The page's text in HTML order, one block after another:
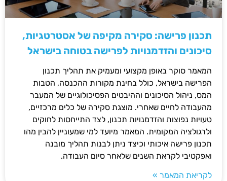
תכנון פרישה: סקירה מקיפה של אסטרטגיות,
סיכונים והזדמנויות לפרישה בטוחה בישראל
המאמר סוקר באופן מקצועי ומעמיק את תהליך תכנון
הפרישה בישראל, כולל בחינת מקורות ההכנסה, הטבות
המס, ניהול הסיכונים וההיבטים הפסיכולוגיים של המעבר
מהעבודה לחיים שאחרי. מוצגת סקירה של כלים מרכזיים,
טעויות נפוצות והזדמנויות תכנון, לצד התייחסות לחוקים
ולרגולציה המקומית. המאמר מיועד למי שמעוניין להבין מהו
תכנון פרישה איכותי וכיצד ניתן לבנות תהליך מובנה
ואפקטיבי לקראת השנים שלאחר סיום העבודה.
לקריאת המאמר »